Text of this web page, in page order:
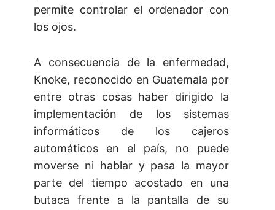
permite controlar el ordenador con
los ojos.
A consecuencia de la enfermedad,
Knoke, reconocido en Guatemala por
entre otras cosas haber dirigido la
implementación de los sistemas
informáticos de los cajeros
automáticos en el país, no puede
moverse ni hablar y pasa la mayor
parte del tiempo acostado en una
butaca frente a la pantalla de su